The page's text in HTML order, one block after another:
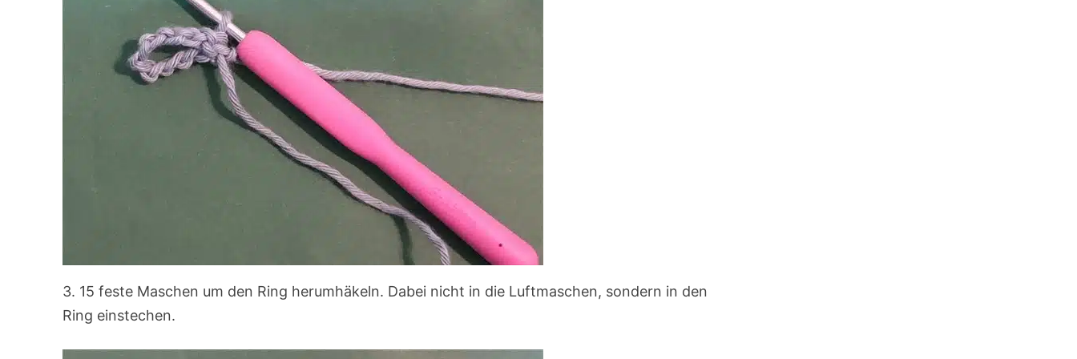
3. 15 feste Maschen um den Ring herumhäkeln. Dabei nicht in die Luftmaschen, sondern in den
Ring einstechen.